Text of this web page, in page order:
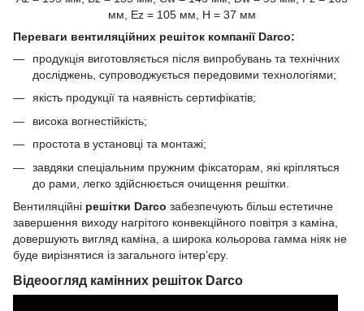
мм, Ez = 105 мм, H = 37 мм
Переваги вентиляційних решіток компанії Darco:
продукція виготовляється після випробувань та технічних
досліджень, супроводжується передовими технологіями;
якість продукції та наявність сертифікатів;
висока вогнестійкість;
простота в установці та монтажі;
завдяки спеціальним пружним фіксаторам, які кріпляться
до рами, легко здійснюється очищення решітки.
Вентиляційні решітки Darco забезпечують більш естетичне
завершення виходу нагрітого конвекційного повітря з каміна,
довершують вигляд каміна, а широка кольорова гамма ніяк не
буде вирізнятися із загального інтер’єру.
Відеоогляд камінних решіток Darco